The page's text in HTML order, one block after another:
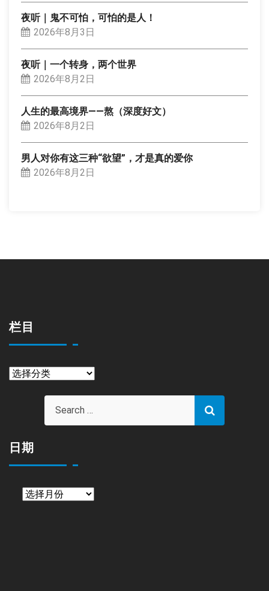
夜听｜鬼不可怕，可怕的是人！
2026年8月3日
夜听｜一个转身，两个世界
2026年8月2日
人生的最高境界——熬（深度好文）
2026年8月2日
男人对你有这三种“欲望”，才是真的爱你
2026年8月2日
栏目
栏
日期